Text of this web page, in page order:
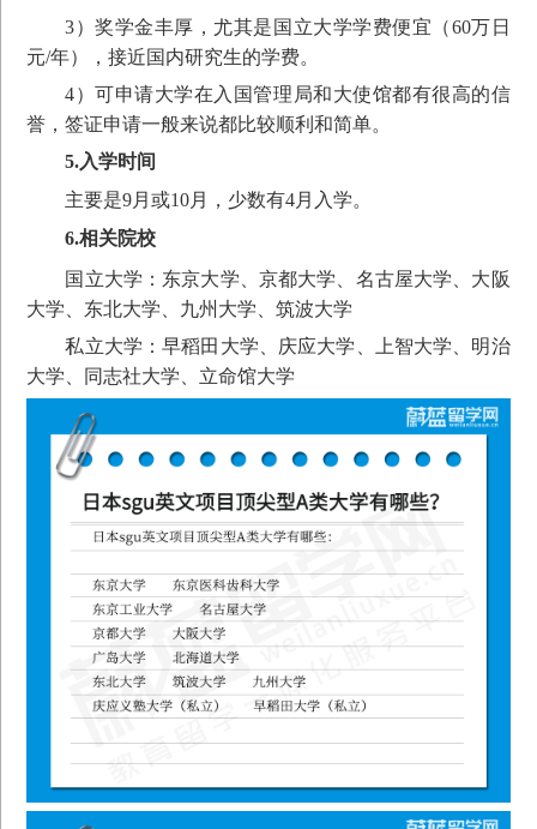
3）奖学金丰厚，尤其是国立大学学费便宜（60万日
元/年），接近国内研究生的学费。
4）可申请大学在入国管理局和大使馆都有很高的信
誉，签证申请一般来说都比较顺利和简单。
5.入学时间
主要是9月或10月，少数有4月入学。
6.相关院校
国立大学：东京大学、京都大学、名古屋大学、大阪
大学、东北大学、九州大学、筑波大学
私立大学：早稻田大学、庆应大学、上智大学、明治
大学、同志社大学、立命馆大学